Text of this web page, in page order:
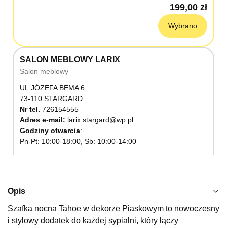
199,00 zł
Wybrano
SALON MEBLOWY LARIX
Salon meblowy
UL.JÓZEFA BEMA 6
73-110 STARGARD
Nr tel. 726154555
Adres e-mail: larix.stargard@wp.pl
Godziny otwarcia
Pn-Pt: 10:00-18:00, Sb: 10:00-14:00
SALON MEBLOWY KUBUŚ
Salon meblowy
Opis
Szafka nocna Tahoe w dekorze Piaskowym to nowoczesny
i stylowy dodatek do każdej sypialni, który łączy